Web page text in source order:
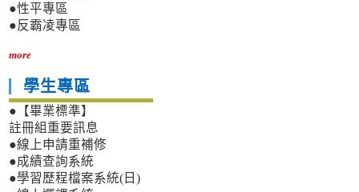
●性平專區
●反霸凌專區
more
學生專區
●【畢業標準】
註冊組重要訊息
●線上申請重補修
●成績查詢系統
●學習歷程檔案系統(日)